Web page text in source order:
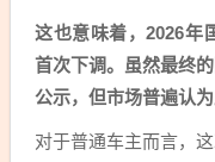
这也意味着，2026年
首次下调。虽然最终
公示，但市场普遍认
对于普通车主而言，